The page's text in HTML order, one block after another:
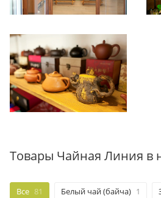
Товары Чайная Линия в
Все 81 Белый чай (байча) 1